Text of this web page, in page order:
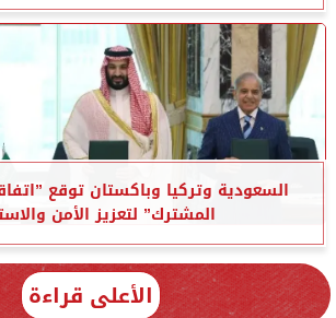
السعودية وتركيا وباكستان توقع
المشترك” لتعزيز الأمن
الأعلى قراءة